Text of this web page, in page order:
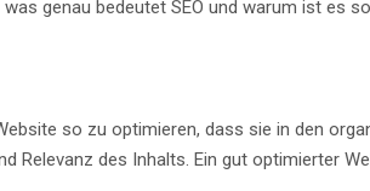
genau bedeutet SEO und warum ist es
so zu optimieren, dass sie in den
des Inhalts. Ein gut optimierter